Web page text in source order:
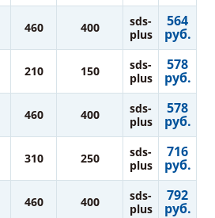
460 400
sds-
plus
564
руб.
210 150
sds-
plus
578
руб.
460 400
sds-
plus
578
руб.
310 250
sds-
plus
716
руб.
460 400
sds-
plus
792
руб.